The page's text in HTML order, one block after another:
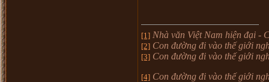
[1] Nhà văn Việt Nam hiện đại -
[2] Con đường đi vào thế giới
[3] Con đường đi vào thế giới
[4] Con đường đi vào thế giới